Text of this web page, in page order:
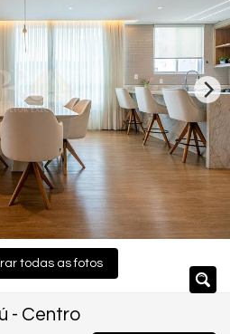
todas as fotos
- Centro